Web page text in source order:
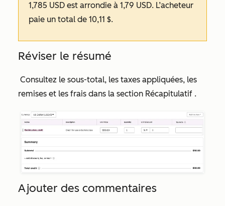
1,785 USD est arrondie à 1,79 USD. L’acheteur
paie un total de 10,11 $.
Réviser le résumé
Consultez le sous-total, les taxes appliquées, les
remises et les frais dans la section Récapitulatif .
Ajouter des commentaires